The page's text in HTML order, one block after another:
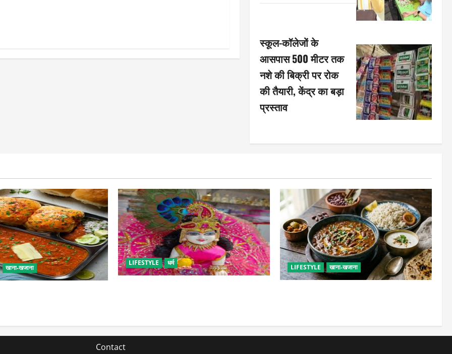
स्कूल-कॉलेजों के
आसपास 500 मीटर तक
नशे की बिक्री पर रोक
की तैयारी, केंद्र का बड़ा
प्रस्ताव
खाना-खजाना
LIFESTYLE धर्म
LIFESTYLE खाना-खजाना
Contact